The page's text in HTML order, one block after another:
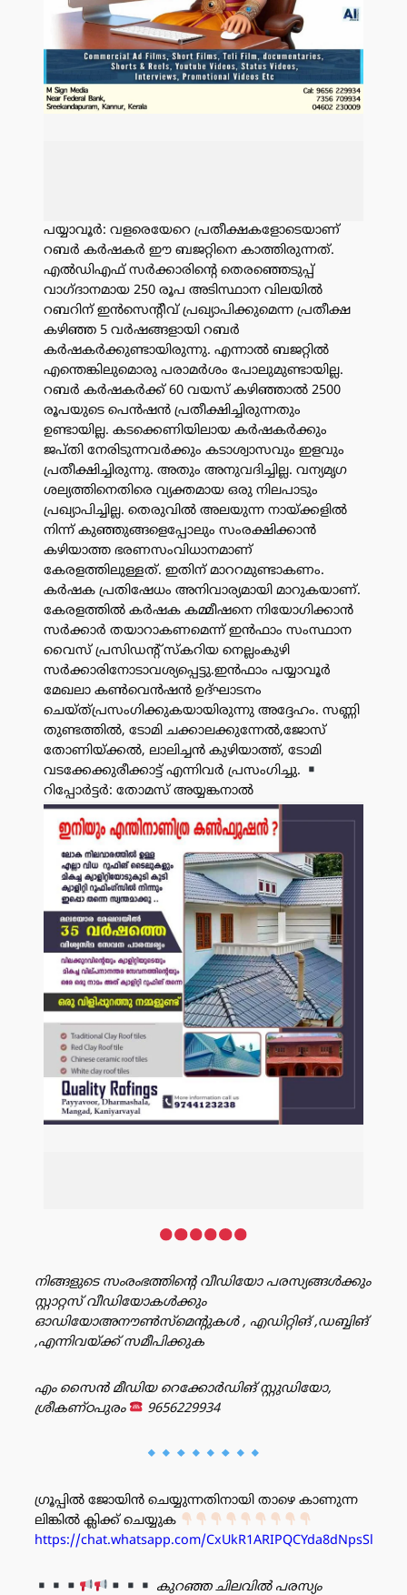
പയ്യാവൂർ: വളരെയേറെ പ്രതീക്ഷകളോടെയാണ്
റബർ കർഷകർ ഈ ബജറ്റിനെ കാത്തിരുന്നത്.
എൽഡിഎഫ് സർക്കാരിൻ്റെ തെരഞ്ഞെടുപ്പ്
വാഗ്ദാനമായ 250 രൂപ അടിസ്ഥാന വിലയിൽ
റബറിന് ഇൻസെൻ്റീവ് പ്രഖ്യാപിക്കുമെന്ന പ്രതീക്ഷ
കഴിഞ്ഞ 5 വർഷങ്ങളായി റബർ
കർഷകർക്കുണ്ടായിരുന്നു. എന്നാൽ ബജറ്റിൽ
എന്തെങ്കിലുമൊരു പരാമർശം പോലുമുണ്ടായില്ല.
റബർ കർഷകർക്ക് 60 വയസ് കഴിഞ്ഞാൽ 2500
രൂപയുടെ പെൻഷൻ പ്രതീക്ഷിച്ചിരുന്നതും
ഉണ്ടായില്ല. കടക്കെണിയിലായ കർഷകർക്കും
ജപ്തി നേരിടുന്നവർക്കും കടാശ്വാസവും ഇളവും
പ്രതീക്ഷിച്ചിരുന്നു. അതും അനുവദിച്ചില്ല. വന്യമൃഗ
ശല്യത്തിനെതിരെ വ്യക്തമായ ഒരു നിലപാടും
പ്രഖ്യാപിച്ചില്ല. തെരുവിൽ അലയുന്ന നായ്ക്കളിൽ
നിന്ന് കുഞ്ഞുങ്ങളെപ്പോലും സംരക്ഷിക്കാൻ
കഴിയാത്ത ഭരണസംവിധാനമാണ്
കേരളത്തിലുള്ളത്. ഇതിന് മാററമുണ്ടാകണം.
കർഷക പ്രതിഷേധം അനിവാര്യമായി മാറുകയാണ്.
കേരളത്തിൽ കർഷക കമ്മീഷനെ നിയോഗിക്കാൻ
സർക്കാർ തയാറാകണമെന്ന് ഇൻഫാം സംസ്ഥാന
വൈസ് പ്രസിഡൻ്റ് സ്കറിയ നെല്ലംകുഴി
സർക്കാരിനോടാവശ്യപ്പെട്ടു.ഇൻഫാം പയ്യാവൂർ
മേഖലാ കൺവെൻഷൻ ഉദ്ഘാടനം
ചെയ്ത്പ്രസംഗിക്കുകയായിരുന്നു അദ്ദേഹം. സണ്ണി
തുണ്ടത്തിൽ, ടോമി ചക്കാലക്കുന്നേൽ,ജോസ്
തോണിയ്ക്കൽ, ലാലിച്ചൻ കുഴിയാത്ത്, ടോമി
വടക്കേക്കുരീക്കാട്ട് എന്നിവർ പ്രസംഗിച്ചു.
റിപ്പോർട്ടർ: തോമസ് അയ്യങ്കനാൽ
പരസ്യം
നിങ്ങളുടെ സംരംഭത്തിൻ്റെ വീഡിയോ പരസ്യങ്ങൾക്കും
സ്റ്റാറ്റസ് വീഡിയോകൾക്കും
ഓഡിയോഅനൗൺസ്‌മെന്റുകൾ , എഡിറ്റിങ് ,ഡബ്ബിങ്
,എന്നിവയ്ക്ക് സമീപിക്കുക
എം സൈൻ മീഡിയ റെക്കോർഡിങ് സ്റ്റുഡിയോ,
ശ്രീകണ്ഠപുരം
9656229934
ഗ്രൂപ്പിൽ ജോയിൻ ചെയ്യുന്നതിനായി താഴെ കാണുന്ന
ലിങ്കിൽ ക്ലിക്ക് ചെയ്യുക
https://chat.whatsapp.com/CxUkR1ARIPQCYda8dNpsSl
കുറഞ്ഞ ചിലവിൽ പരസ്യം